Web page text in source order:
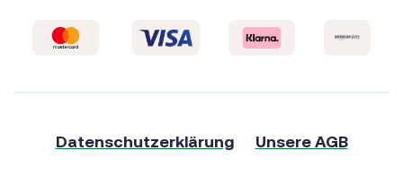
Datenschutzerklärung Unsere AGB